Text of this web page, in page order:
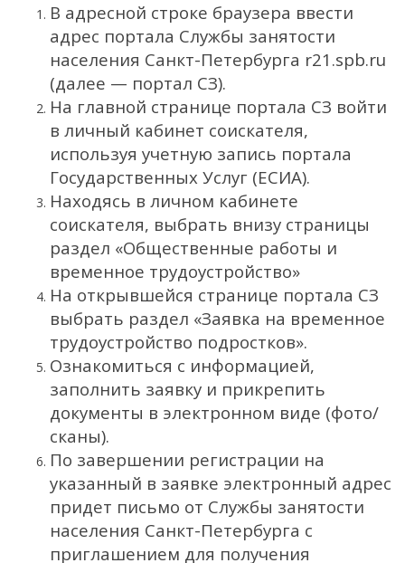
В адресной строке браузера ввести
адрес портала Службы занятости
населения Санкт-Петербурга r21.spb.ru
(далее — портал СЗ).
На главной странице портала СЗ войти
в личный кабинет соискателя,
используя учетную запись портала
Государственных Услуг (ЕСИА).
Находясь в личном кабинете
соискателя, выбрать внизу страницы
раздел «Общественные работы и
временное трудоустройство»
На открывшейся странице портала СЗ
выбрать раздел «Заявка на временное
трудоустройство подростков».
Ознакомиться с информацией,
заполнить заявку и прикрепить
документы в электронном виде (фото/
сканы).
По завершении регистрации на
указанный в заявке электронный адрес
придет письмо от Службы занятости
населения Санкт-Петербурга с
приглашением для получения